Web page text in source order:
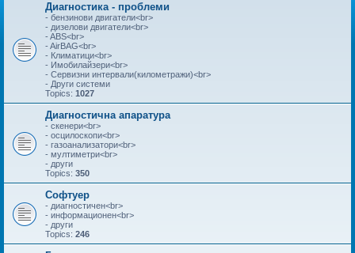
Диагностика - проблеми
- бензинови двигатели<br>
- дизелови двигатели<br>
- ABS<br>
- AirBAG<br>
- Климатици<br>
- Имобилайзери<br>
- Сервизни интервали(километражи)<br>
- Други системи
Topics: 1027
Диагностична апаратура
- скенери<br>
- осцилоскопи<br>
- газоанализатори<br>
- мултиметри<br>
- други
Topics: 350
Софтуер
- диагностичен<br>
- информационен<br>
- други
Topics: 246